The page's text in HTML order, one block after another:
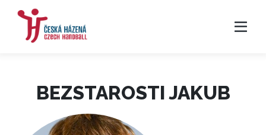
BEZSTAROSTI JAKUB